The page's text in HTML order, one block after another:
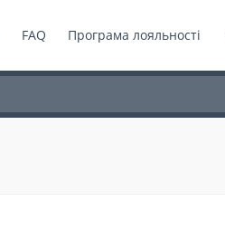
FAQ Програма лояльності